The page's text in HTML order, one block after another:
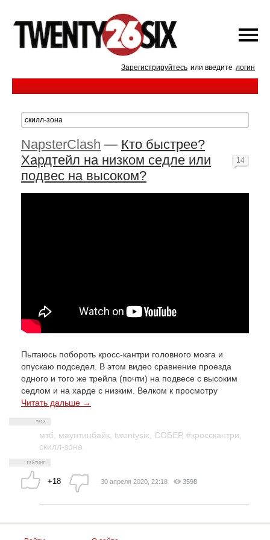
Зарегистрируйтесь или введите логин
NapsterClash — Кто быстрее?
Хардтейл на низком седле или
подвес на высоком?
Пытаюсь побороть кросс-кантри головного мозга и
опускаю подседел. В этом видео сравнение проезда
одного и того же трейла (почти) на подвесе с высоким
седлом и на харде с низким. Велком к просмотру
Читать дальше →
мтб маунтинбайк twentysix СОБЕР, #кросскантри
скилл-зона
+18
14
30 апреля 2020, 22:18 3598